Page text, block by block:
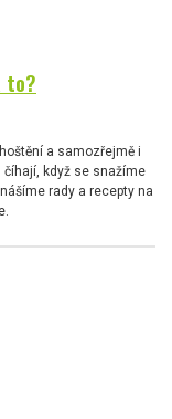
to?
a samozřejmě i
když se snažíme
rady a recepty na